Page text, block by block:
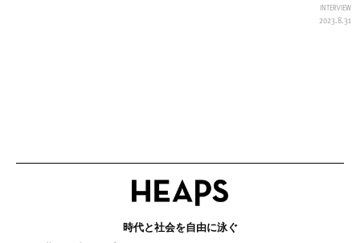
INTERVIEW
2023.8.31
時代と社会を自由に泳ぐ